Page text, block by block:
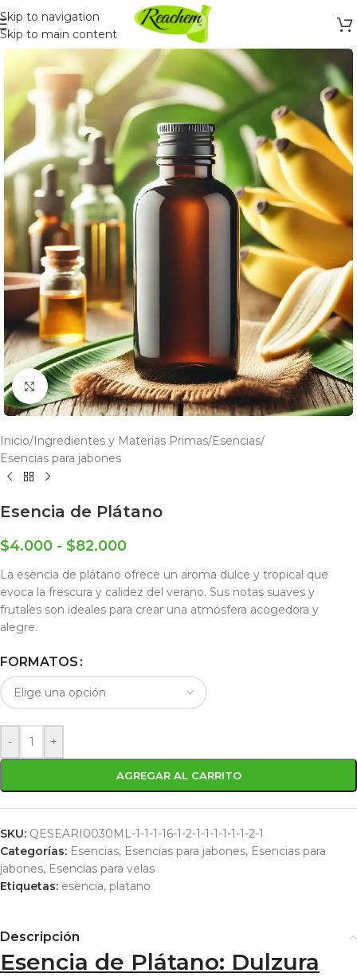
Skip to navigation
Skip to main content
Click to enlarge
Inicio/Ingredientes y Materias Primas/Esencias/
Esencias para jabones
Esencia de Plátano
$4.000 - $82.000
La esencia de plátano ofrece un aroma dulce y tropical que
evoca la frescura y calidez del verano. Sus notas suaves y
frutales son ideales para crear una atmósfera acogedora y
alegre.
FORMATOS
- +
AGREGAR AL CARRITO
SKU: QESEARI0030ML-1-1-1-16-1-2-1-1-1-1-1-1-2-1
Categorías: Esencias, Esencias para jabones, Esencias para
jabones, Esencias para velas
Etiquetas: esencia, platano
Descripción
Esencia de Plátano: Dulzura